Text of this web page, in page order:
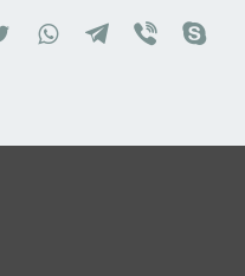
TwitterWhatsAppTelegram
Viber